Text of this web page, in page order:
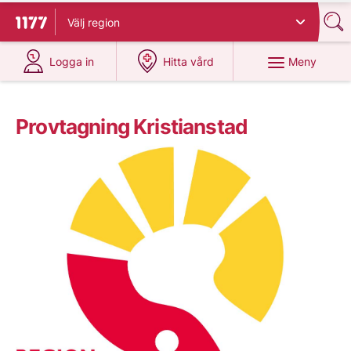
Till startsidan för 1177
Välj region
Logga in
på 1177.se
Hitta vård
på 1177.se
Meny
Provtagning Kristianstad